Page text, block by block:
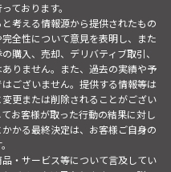
ております。
考える情報源から提供されたもの
全性について意見を表明し、また
購入、売却、デリバティブ取引、
りません。また、過去の実績や予
ございません。提供する情報等は
更または削除されることがござい
お客様が取った行動の結果に対し
かる最終決定は、お客様ご自身の
・サービス等について言及してい